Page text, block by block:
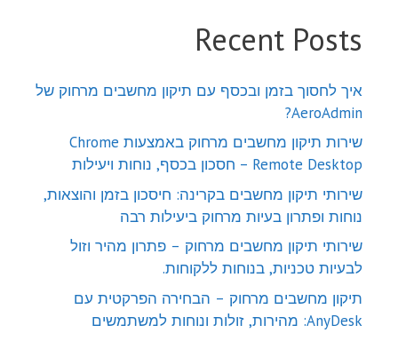
Recent Posts
איך לחסוך בזמן ובכסף עם תיקון מחשבים מרחוק של
AeroAdmin?
שירות תיקון מחשבים מרחוק באמצעות Chrome
Remote Desktop – חסכון בכסף, נוחות ויעילות
שירותי תיקון מחשבים בקרינה: חיסכון בזמן והוצאות,
נוחות ופתרון בעיות מרחוק ביעילות רבה
שירותי תיקון מחשבים מרחוק – פתרון מהיר וזול
לבעיות טכניות, בנוחות ללקוחות.
תיקון מחשבים מרחוק – הבחירה הפרקטית עם
AnyDesk: מהירות, זולות ונוחות למשתמשים